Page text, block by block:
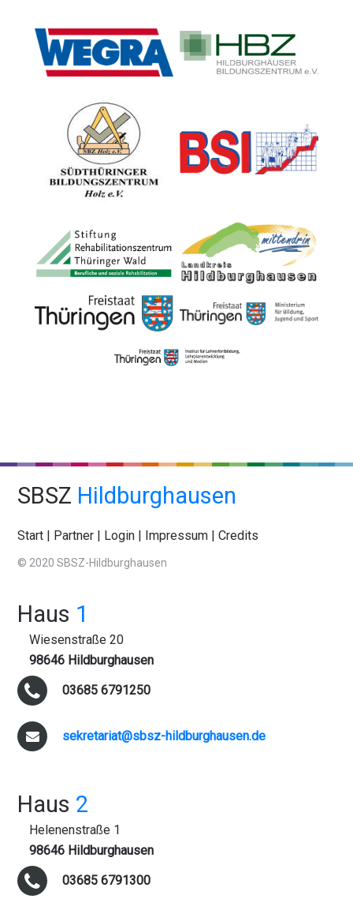
SBSZ Hildburghausen
Start | Partner | Login | Impressum |Credits
© 2020 SBSZ-Hildburghausen
Haus 1
Wiesenstraße 20
98646 Hildburghausen
03685 6791250
sekretariat@sbsz-hildburghausen.de
Haus 2
Helenenstraße 1
98646 Hildburghausen
03685 6791300